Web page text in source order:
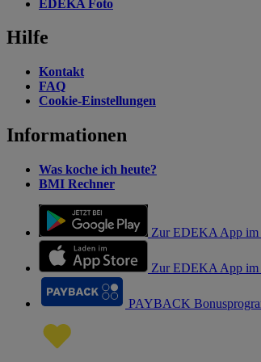
EDEKA Foto
Hilfe
Kontakt
FAQ
Cookie-Einstellungen
Informationen
Was koche ich heute?
BMI Rechner
Zur EDEKA App im
Zur EDEKA App im
PAYBACK